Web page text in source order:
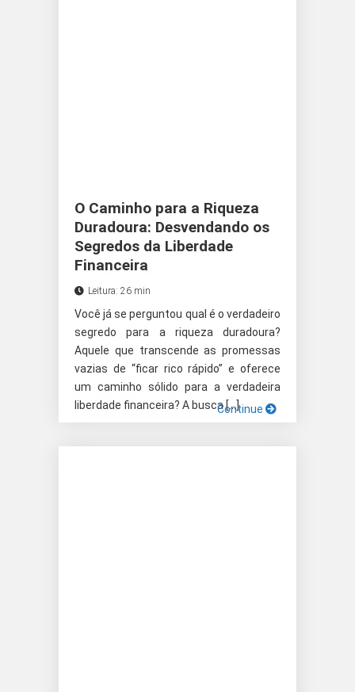
O Caminho para a Riqueza
Duradoura: Desvendando os
Segredos da Liberdade
Financeira
Leitura: 26 min
Você já se perguntou qual é o verdadeiro
segredo para a riqueza duradoura?
Aquele que transcende as promessas
vazias de “ficar rico rápido” e oferece
um caminho sólido para a verdadeira
liberdade financeira? A busca […]Continue